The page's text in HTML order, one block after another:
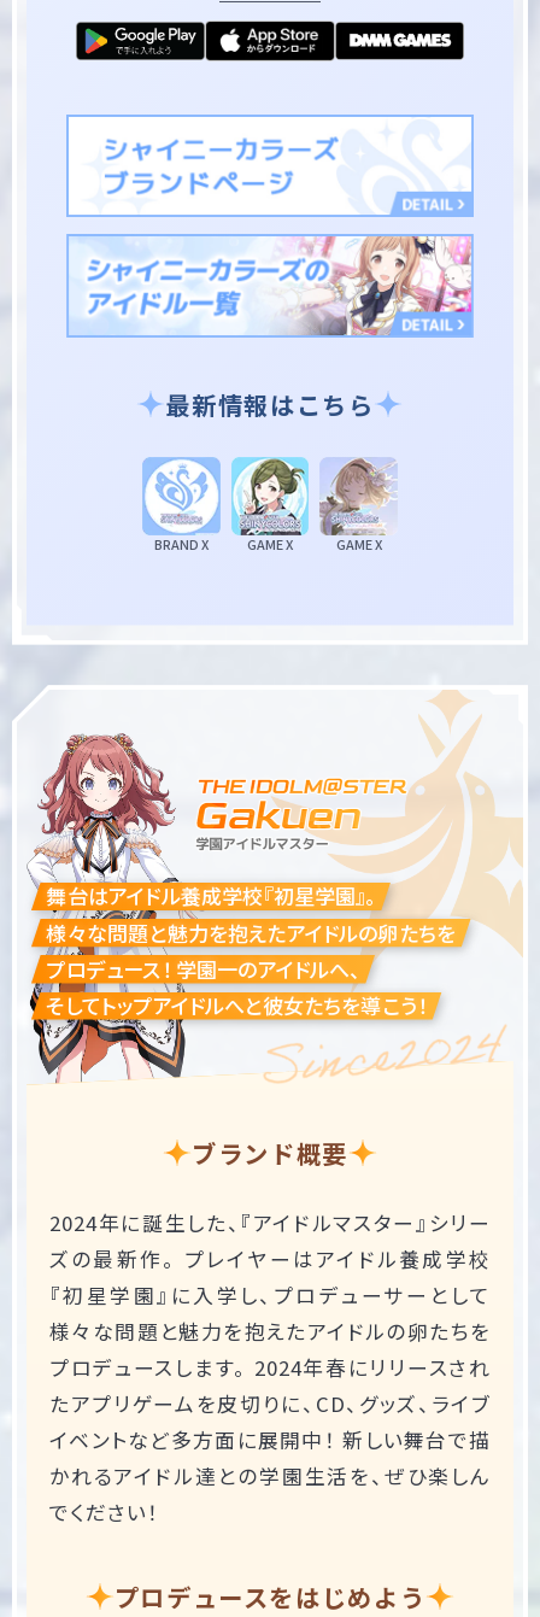
最新情報はこちら
BRAND X GAME X GAME X
舞台はアイドル養成学校『初星学園』。
様々な問題と魅力を抱えたアイドルの卵たちを
プロデュース！ 学園一のアイドルへ、
そしてトップアイドルへと彼女たちを導こう！
ブランド概要
2024年に誕生した、『アイドルマスター』シリー
ズの最新作。 プレイヤーはアイドル養成学校
『初星学園』に入学し、プロデューサーとして
様々な問題と魅力を抱えたアイドルの卵たちを
プロデュースします。 2024年春にリリースされ
たアプリゲームを皮切りに、CD、グッズ、ライブ
イベントなど多方面に展開中！ 新しい舞台で描
かれるアイドル達との学園生活を、ぜひ楽しん
でください！
プロデュースをはじめよう